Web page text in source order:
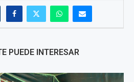
PUEDE INTERESAR